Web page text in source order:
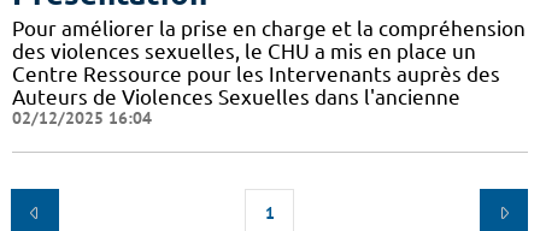
Pour améliorer la prise en charge et la compréhension
des violences sexuelles, le CHU a mis en place un
Centre Ressource pour les Intervenants auprès des
Auteurs de Violences Sexuelles dans l'ancienne
02/12/2025 16:04
1